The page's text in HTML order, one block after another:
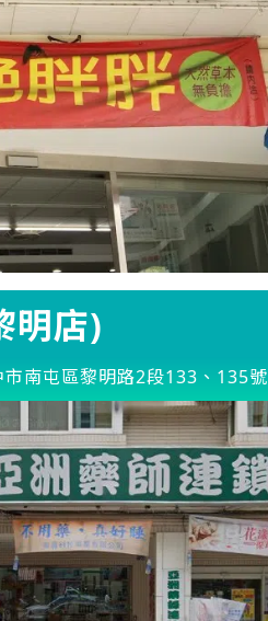
明店)
市南屯區黎明路2段133、135號